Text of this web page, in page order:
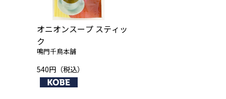
オニオンスープ スティッ
ク
鳴門千鳥本舗
540円（税込）